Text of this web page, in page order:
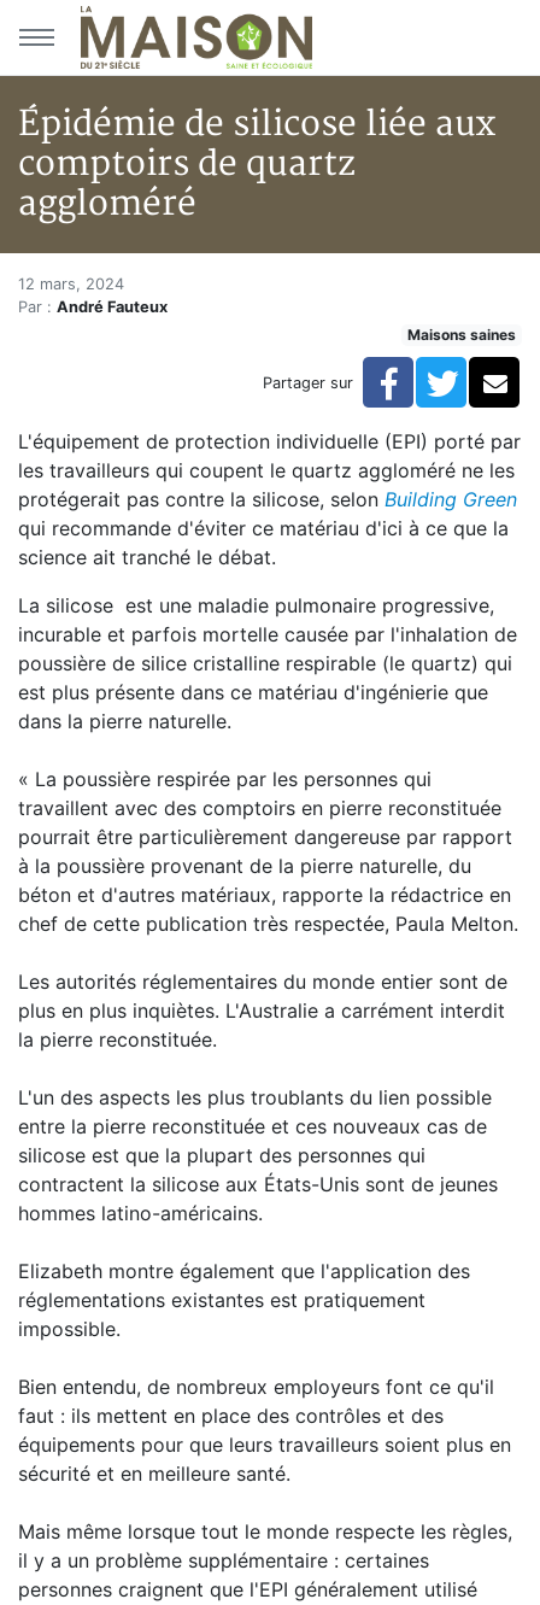
Aller au menu principal
Aller au contenu principal
Épidémie de silicose liée aux
comptoirs de quartz
aggloméré
Accueil
Articles
Hypersensibilités environnementales
Épidémie de silicose liée aux comptoirs de quartz
Épidémie de silicose liée aux
12 mars, 2024
Par : André Fauteux
Maisons saines
Partager sur Facebook
L'équipement de protection individuelle (EPI) porté par
les travailleurs qui coupent le quartz aggloméré ne les
protégerait pas contre la silicose, selon Building Green
qui recommande d'éviter ce matériau d'ici à ce que la
science ait tranché le débat.
La silicose est une maladie pulmonaire progressive,
incurable et parfois mortelle causée par l'inhalation de
poussière de silice cristalline respirable (le quartz) qui
est plus présente dans ce matériau d'ingénierie que
dans la pierre naturelle.
« La poussière respirée par les personnes qui
travaillent avec des comptoirs en pierre reconstituée
pourrait être particulièrement dangereuse par rapport
à la poussière provenant de la pierre naturelle, du
béton et d'autres matériaux, rapporte la rédactrice en
chef de cette publication très respectée, Paula Melton.
Les autorités réglementaires du monde entier sont de
plus en plus inquiètes. L'Australie a carrément interdit
la pierre reconstituée.
L'un des aspects les plus troublants du lien possible
entre la pierre reconstituée et ces nouveaux cas de
silicose est que la plupart des personnes qui
contractent la silicose aux États-Unis sont de jeunes
hommes latino-américains.
Elizabeth montre également que l'application des
réglementations existantes est pratiquement
impossible.
Bien entendu, de nombreux employeurs font ce qu'il
faut : ils mettent en place des contrôles et des
équipements pour que leurs travailleurs soient plus en
sécurité et en meilleure santé.
Mais même lorsque tout le monde respecte les règles,
il y a un problème supplémentaire : certaines
personnes craignent que l'EPI généralement utilisé